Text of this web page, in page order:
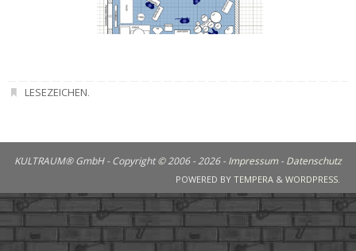
LESEZEICHEN.
KULTRAUM® GmbH - Copyright©2006 - 2026 - Impressum- Datenschutz
POWERED BY TEMPERA & WORDPRESS.